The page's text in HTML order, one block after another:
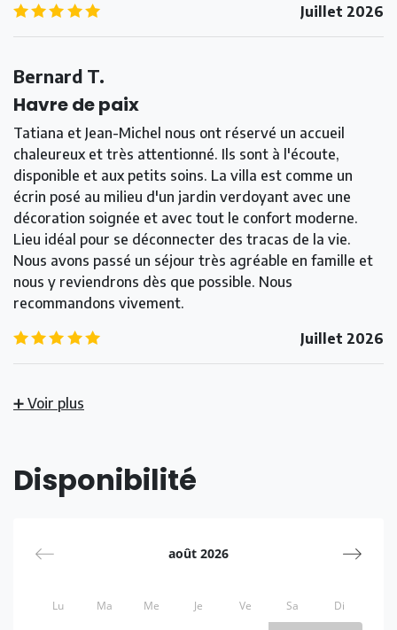
➕ Voir plus
Juillet 2026
Bernard T.
Havre de paix
Tatiana et Jean-Michel nous ont réservé un accueil
chaleureux et très attentionné. Ils sont à l'écoute,
disponible et aux petits soins. La villa est comme un
écrin posé au milieu d'un jardin verdoyant avec une
décoration soignée et avec tout le confort moderne.
Lieu idéal pour se déconnecter des tracas de la vie.
Nous avons passé un séjour très agréable en famille et
nous y reviendrons dès que possible. Nous
recommandons vivement.
Juillet 2026
Disponibilité
août 2026
Lu Ma Me Je Ve Sa Di